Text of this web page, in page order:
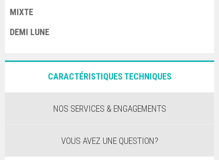
MIXTE
DEMI LUNE
CARACTÉRISTIQUES TECHNIQUES
NOS SERVICES & ENGAGEMENTS
VOUS AVEZ UNE QUESTION?